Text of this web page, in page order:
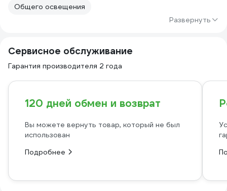
Общего освещения
Развернуть
Сервисное обслуживание
Гарантия производителя 2 года
120 дней обмен и возврат
Вы можете вернуть товар, который не был
использован
Подробнее